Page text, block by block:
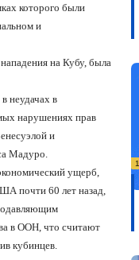
которого были
и
на Кубу, была
неудачах в
нарушениях прав
и
Мадуро.
ущерб,
почти 60 лет назад,
в ООН, что считают
кубинцев.